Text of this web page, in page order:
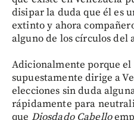
disipar la duda que él es
extinto y ahora
alguno de los círculos del
Adicionalmente porque el
supuestamente dirige a
elecciones sin duda
rápidamente para
que Diosdado Cabello